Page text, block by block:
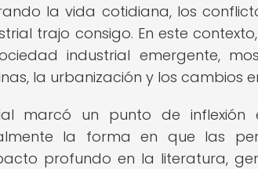
la vida cotidiana, los
trajo consigo. En este
industrial emergente,
la urbanización y los cambios
marcó un punto de
la forma en que las
profundo en la literatura,